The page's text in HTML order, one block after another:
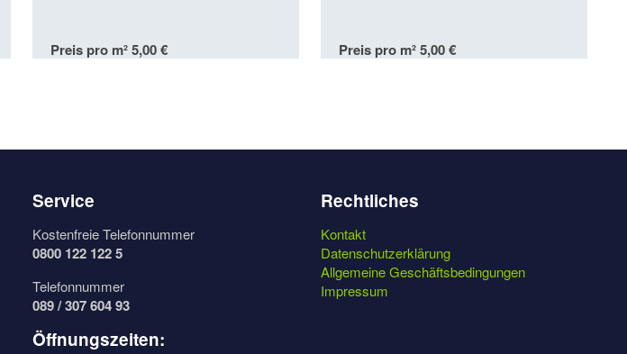
Preis pro m² 5,00 € Preis pro m² 5,00 €
Service
Kostenfreie Telefonnummer
0800 122 122 5
Telefonnummer
089 / 307 604 93
Öffnungszeiten:
Rechtliches
Kontakt
Datenschutzerklärung
Allgemeine Geschäftsbedingungen
Impressum